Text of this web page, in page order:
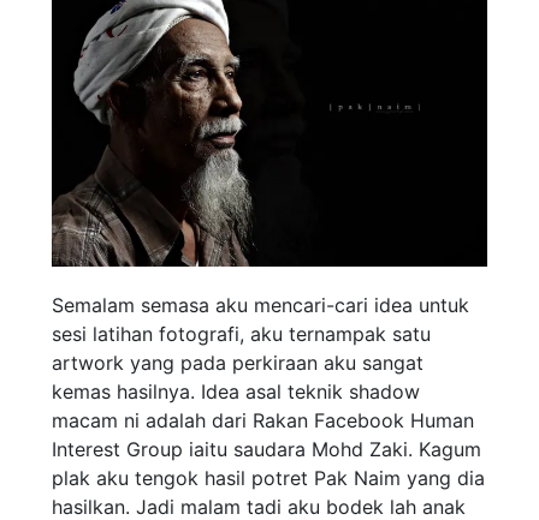
Semalam semasa aku mencari-cari idea untuk
sesi latihan fotografi, aku ternampak satu
artwork yang pada perkiraan aku sangat
kemas hasilnya. Idea asal teknik shadow
macam ni adalah dari Rakan Facebook Human
Interest Group iaitu saudara Mohd Zaki. Kagum
plak aku tengok hasil potret Pak Naim yang dia
hasilkan. Jadi malam tadi aku bodek lah anak